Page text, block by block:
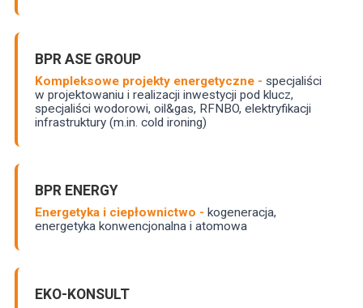
BPR ASE GROUP
Kompleksowe projekty energetyczne - specjaliści
w projektowaniu i realizacji inwestycji pod klucz,
specjaliści wodorowi, oil&gas, RFNBO, elektryfikacji
infrastruktury (m.in. cold ironing)
BPR ENERGY
Energetyka i ciepłownictwo - kogeneracja,
energetyka konwencjonalna i atomowa
EKO-KONSULT